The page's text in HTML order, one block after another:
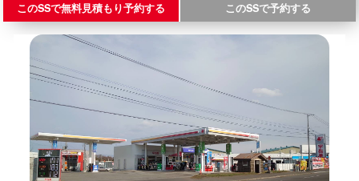
このSSで無料見積もり予約する このSSで予約する